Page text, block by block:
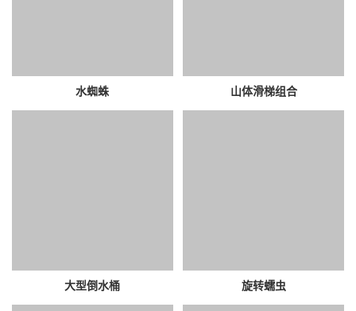
水蜘蛛 山体滑梯组合
大型倒水桶 旋转蠕虫